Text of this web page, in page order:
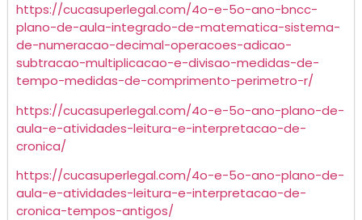
https://cucasuperlegal.com/4o-e-5o-ano-bncc-
plano-de-aula-integrado-de-matematica-sistema-
de-numeracao-decimal-operacoes-adicao-
subtracao-multiplicacao-e-divisao-medidas-de-
tempo-medidas-de-comprimento-perimetro-r/
https://cucasuperlegal.com/4o-e-5o-ano-plano-de-
aula-e-atividades-leitura-e-interpretacao-de-
cronica/
https://cucasuperlegal.com/4o-e-5o-ano-plano-de-
aula-e-atividades-leitura-e-interpretacao-de-
cronica-tempos-antigos/